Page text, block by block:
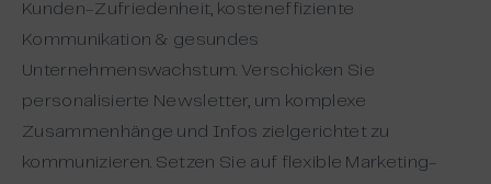
Kunden-Zufriedenheit, kosteneffiziente
Kommunikation & gesundes
Unternehmenswachstum. Verschicken Sie
personalisierte Newsletter, um komplexe
Zusammenhänge und Infos zielgerichtet zu
kommunizieren. Setzen Sie auf flexible Marketing-